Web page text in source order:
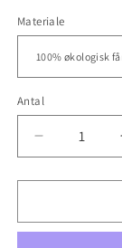
Materiale
Antal
Reducer
antallet
for
Tæppe